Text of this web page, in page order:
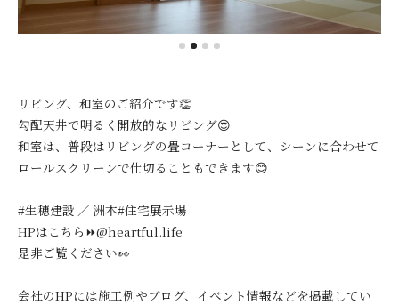
リビング、和室のご紹介です👏
勾配天井で明るく開放的なリビング😍
和室は、普段はリビングの畳コーナーとして、シーンに合わせて
ロールスクリーンで仕切ることもできます😊
#生穂建設 ／ 洲本#住宅展示場
HPはこちら⏩@heartful.life
是非ご覧ください👀
会社のHPには施工例やブログ、イベント情報などを掲載してい